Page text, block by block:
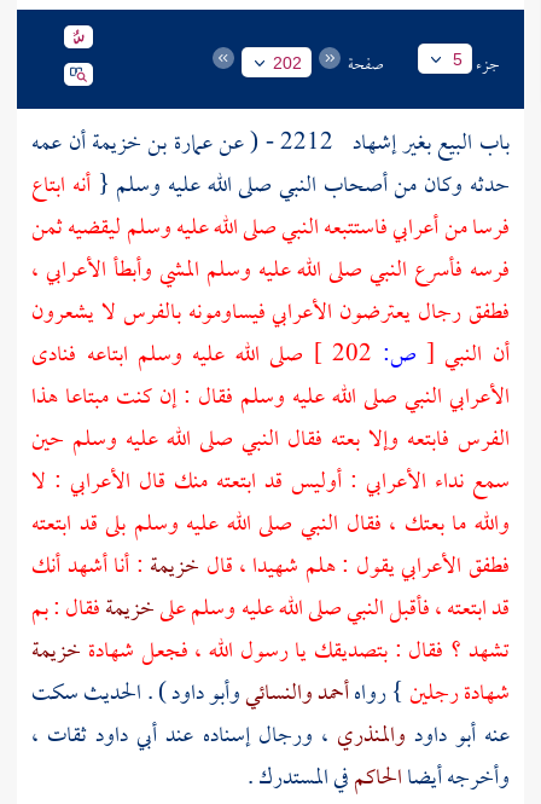
جزء 5 صفحة 202
باب البيع بغير إشهاد عمارة بن خزيمةأن عمه
حدثه وكان من أصحاب النبي صلى الله عليه وسلم {أنه ابتاع
فرسا من أعرابي فاستتبعه النبي صلى الله عليه وسلم ليقضيه ثمن
فرسه فأسرع النبي صلى الله عليه وسلم المشي وأبطأ الأعرابي ،
فطفق رجال يعترضون الأعرابي فيساومونه بالفرس لا يشعرون
أن النبي [ ص:
صلى الله عليه وسلم ابتاعه فنادى
الأعرابي النبي صلى الله عليه وسلم فقال : إن كنت مبتاعا هذا
الفرس فابتعه وإلا بعته فقال النبي صلى الله عليه وسلم حين
سمع نداء الأعرابي : أوليس قد ابتعته منك قال الأعرابي : لا
والله ما بعتك ، فقال النبي صلى الله عليه وسلم بلى قد ابتعته
فطفق الأعرابي يقول : هلم شهيدا ، قال خزيمة : أنا أشهد أنك
قد ابتعته ، فأقبل النبي صلى الله عليه وسلم علىخزيمةفقال : بم
تشهد ؟ فقال : بتصديقك يا رسول الله ، فجعل شهادة خزيمة
شهادة رجلين} رواهأحمدوالنسائيوأبو داود) . الحديث سكت
عنهأبو داود والمنذري ، ورجال إسناده عندأبي داودثقات ،
وأخرجه أيضاالحاكمفي المستدرك .